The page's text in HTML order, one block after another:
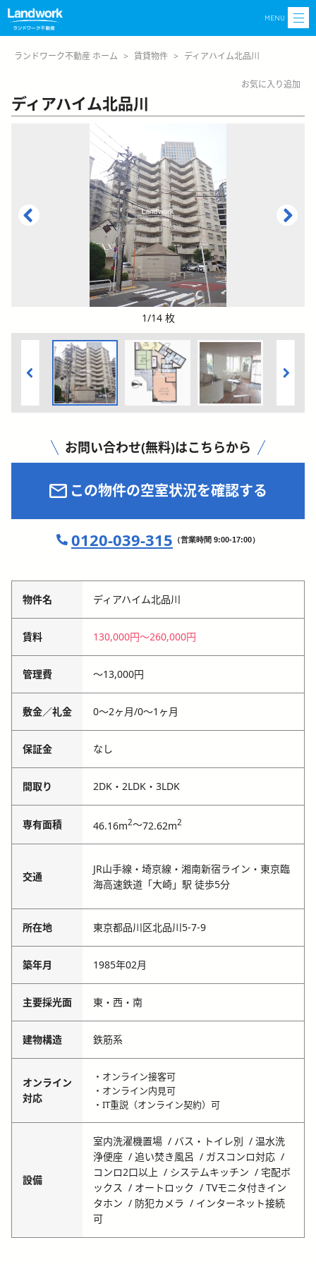
MENU
ランドワーク不動産 ホーム > 賃貸物件 > ディアハイム北品川
お気に入り追加
ディアハイム北品川
1/14 枚
お問い合わせ(無料)はこちらから
この物件の空室状況を確認する
0120-039-315 （営業時間 9:00-17:00）
物件名 ディアハイム北品川
賃料 130,000円〜260,000円
管理費 〜13,000円
敷金／礼金 0〜2ヶ月/0〜1ヶ月
保証金 なし
間取り 2DK・2LDK・3LDK
専有面積 46.16m2～72.62m2
交通
JR山手線・埼京線・湘南新宿ライン・東京臨
海高速鉄道「大崎」駅 徒歩5分
所在地 東京都品川区北品川5-7-9
築年月 1985年02月
主要採光面 東・西・南
建物構造 鉄筋系
オンライン
対応
・オンライン接客可
・オンライン内見可
・IT重説（オンライン契約）可
設備
室内洗濯機置場 バス・トイレ別
温水洗
浄便座
追い焚き風呂
ガスコンロ対応
コンロ2口以上
システムキッチン
宅配ボ
ックス
オートロック
TVモニタ付きイン
タホン
防犯カメラ
インターネット接続
可